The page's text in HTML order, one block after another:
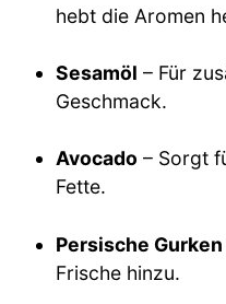
hebt die Aromen
Sesamöl – Für
Geschmack.
Avocado – Sorgt
Fette.
Persische Gurken
Frische hinzu.